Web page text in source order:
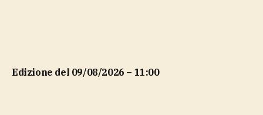
Edizione del 09/08/2026 – 11:00